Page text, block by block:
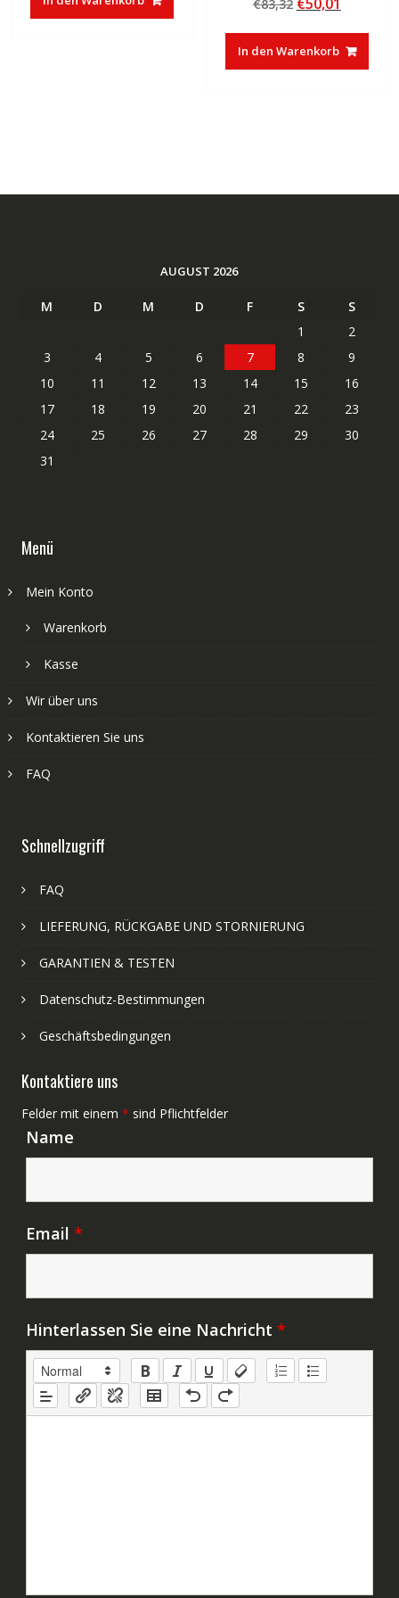
€37,85 €23,27.
von 5
€83,32
war:
€83,32
ist:
€50,01.
In den Warenkorb
AUGUST 2026
M D M D F S
S
1
2
3
4 5 6 7 8
9
10
11 12 13 14 15
16
17
18 19 20 21 22
23
24
25 26 27 28 29
30
31
Menü
Mein Konto
Warenkorb
Kasse
Wir über uns
Kontaktieren Sie uns
FAQ
Schnellzugriff
FAQ
LIEFERUNG, RÜCKGABE UND STORNIERUNG
GARANTIEN & TESTEN
Datenschutz-Bestimmungen
Geschäftsbedingungen
Kontaktiere uns
Felder mit einem * sind Pflichtfelder
Name
Email *
Hinterlassen Sie eine Nachricht *